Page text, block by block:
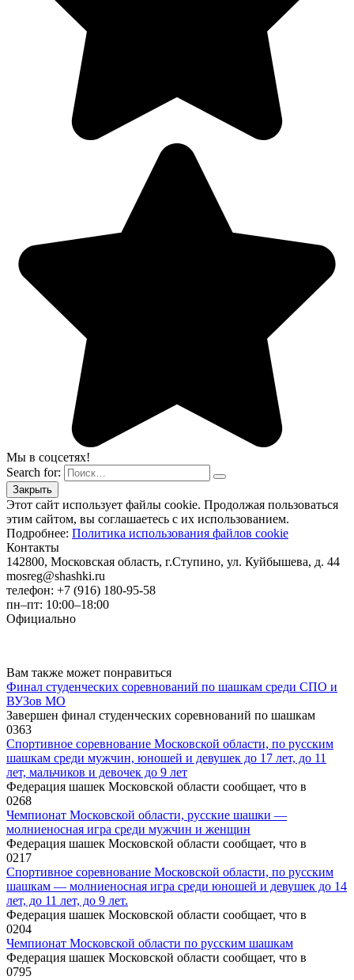
Мы в соцсетях!
Search for:
Этот сайт использует файлы cookie. Продолжая пользоваться
этим сайтом, вы соглашаетесь с их использованием.
Подробнее: Политика использования файлов cookie
Контакты
142800, Московская область, г.Ступино, ул. Куйбышева, д. 44
mosreg@shashki.ru
телефон: +7 (916) 180-95-58
пн–пт: 10:00–18:00
Официально
Вам также может понравиться
Финал студенческих соревнований по шашкам среди СПО и
ВУЗов МО
Завершен финал студенческих соревнований по шашкам
0363
Спортивное соревнование Московской области, по русским
шашкам среди мужчин, юношей и девушек до 17 лет, до 11
лет, мальчиков и девочек до 9 лет
Федерация шашек Московской области сообщает, что в
0268
Чемпионат Московской области, русские шашки —
молниеносная игра среди мужчин и женщин
Федерация шашек Московской области сообщает, что в
0217
Спортивное соревнование Московской области, по русским
шашкам — молниеносная игра среди юношей и девушек до 14
лет, до 11 лет, до 9 лет.
Федерация шашек Московской области сообщает, что в
0204
Чемпионат Московской области по русским шашкам
Федерация шашек Московской области сообщает, что в
0795